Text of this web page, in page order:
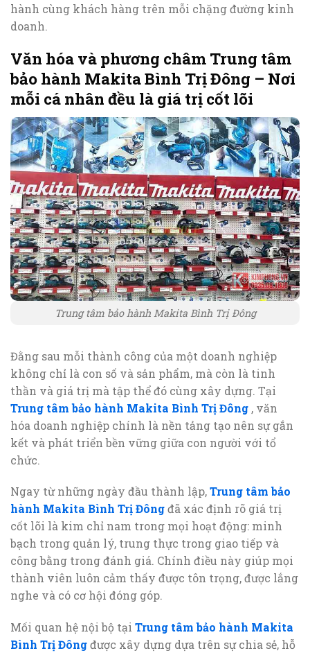
hành cùng khách hàng trên mỗi chặng đường kinh
doanh.
Văn hóa và phương châm Trung tâm
bảo hành Makita Bình Trị Đông – Nơi
mỗi cá nhân đều là giá trị cốt lõi
Trung tâm bảo hành Makita Bình Trị Đông
Đằng sau mỗi thành công của một doanh nghiệp
không chỉ là con số và sản phẩm, mà còn là tinh
thần và giá trị mà tập thể đó cùng xây dựng. Tại
Trung tâm bảo hành Makita Bình Trị Đông , văn
hóa doanh nghiệp chính là nền tảng tạo nên sự gắn
kết và phát triển bền vững giữa con người với tổ
chức.
Ngay từ những ngày đầu thành lập,Trung tâm bảo
hành Makita Bình Trị Đôngđã xác định rõ giá trị
cốt lõi là kim chỉ nam trong mọi hoạt động: minh
bạch trong quản lý, trung thực trong giao tiếp và
công bằng trong đánh giá. Chính điều này giúp mọi
thành viên luôn cảm thấy được tôn trọng, được lắng
nghe và có cơ hội đóng góp.
Mối quan hệ nội bộ tại Trung tâm bảo hành Makita
Bình Trị Đôngđược xây dựng dựa trên sự chia sẻ, hỗ